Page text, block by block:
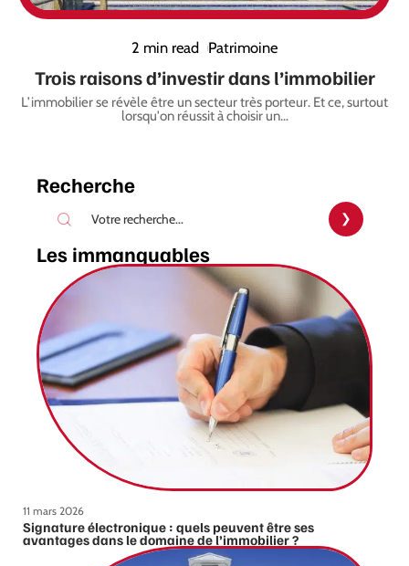
2 min read Patrimoine
Trois raisons d’investir dans l’immobilier
L’immobilier se révèle être un secteur très porteur. Et ce, surtout
lorsqu'on réussit à choisir un…
Recherche
Les immanquables
11 mars 2026
Signature électronique : quels peuvent être ses
avantages dans le domaine de l’immobilier ?